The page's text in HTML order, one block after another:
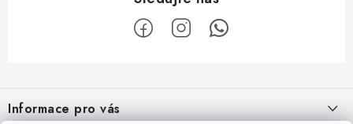
pInformace pro vás